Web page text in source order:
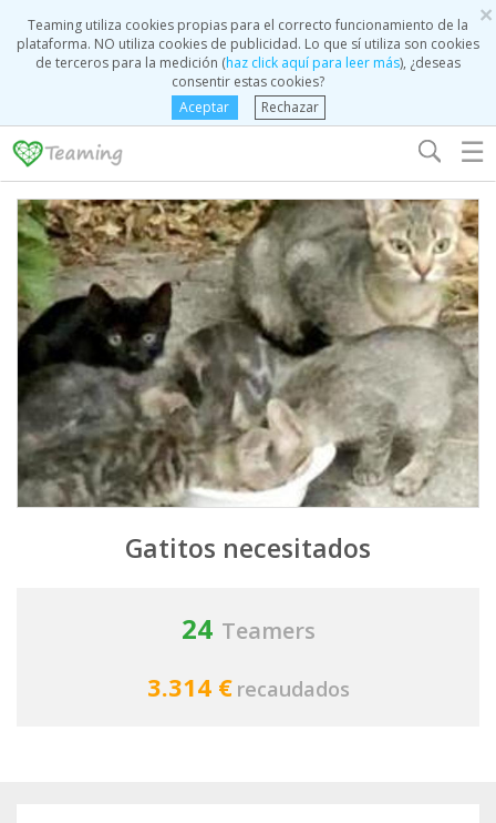
×
Teaming utiliza cookies propias para el correcto funcionamiento de la
plataforma. NO utiliza cookies de publicidad. Lo que sí utiliza son cookies
de terceros para la medición (haz click aquí para leer más), ¿deseas
consentir estas cookies?
Aceptar
Rechazar
☰
Gatitos necesitados
24 Teamers
3.314 € recaudados